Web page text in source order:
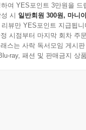
여 YES포인트 3만원을 드
시 일반회원 300원, 마니
뷰만 YES포인트 지급됩니
시점부터 마지막 회차 주
스는 사락 독서모임 게시
ray, 패션 및 판매금지 상